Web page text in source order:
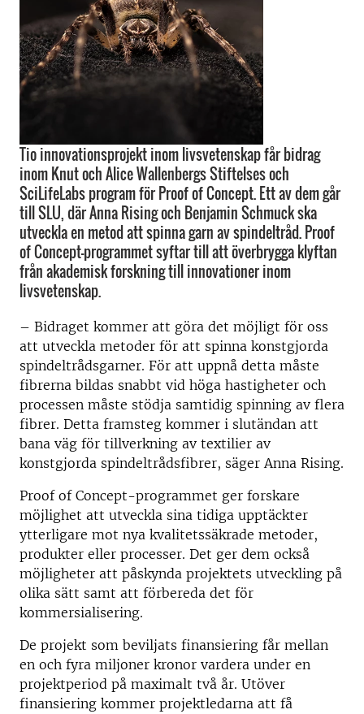
Tio innovationsprojekt inom livsvetenskap får bidrag
inom Knut och Alice Wallenbergs Stiftelses och
SciLifeLabs program för Proof of Concept. Ett av dem går
till SLU, där Anna Rising och Benjamin Schmuck ska
utveckla en metod att spinna garn av spindeltråd. Proof
of Concept-programmet syftar till att överbrygga klyftan
från akademisk forskning till innovationer inom
livsvetenskap.
– Bidraget kommer att göra det möjligt för oss
att utveckla metoder för att spinna konstgjorda
spindeltrådsgarner. För att uppnå detta måste
fibrerna bildas snabbt vid höga hastigheter och
processen måste stödja samtidig spinning av flera
fibrer. Detta framsteg kommer i slutändan att
bana väg för tillverkning av textilier av
konstgjorda spindeltrådsfibrer, säger Anna Rising.
Proof of Concept-programmet ger forskare
möjlighet att utveckla sina tidiga upptäckter
ytterligare mot nya kvalitetssäkrade metoder,
produkter eller processer. Det ger dem också
möjligheter att påskynda projektets utveckling på
olika sätt samt att förbereda det för
kommersialisering.
De projekt som beviljats finansiering får mellan
en och fyra miljoner kronor vardera under en
projektperiod på maximalt två år. Utöver
finansiering kommer projektledarna att få